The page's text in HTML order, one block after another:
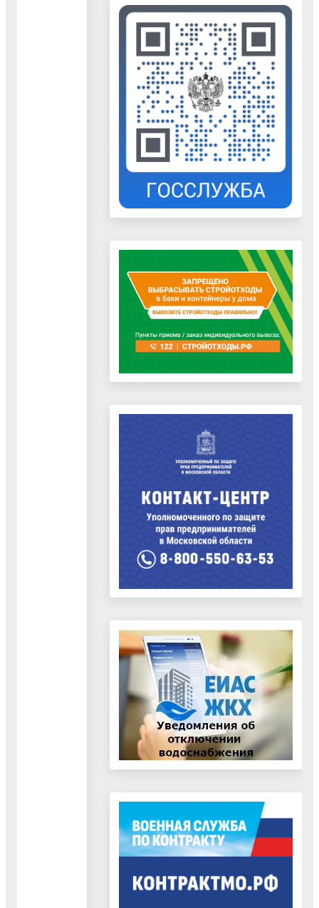
управления
Консультант
отдела
организационно-
кадрового
обеспечения
Зайцева Ирина
Александровна
среда с 10.00
13.00
13.45
Приемная
начальника
управления
тел. 44-2-30-61
Заместитель
начальника
понедельник,
с 10.00 до
Обед с 13.00
тел. 442-30-41
Заместитель
начальника
понедельник,
среда
с 10.00 до
Обед с 13.00
Кабинет № 30
Александровна
Заместитель
начальника
управления
Кабинет № 24
тел. 442-44-07
Николаевна
Главный
специалист по
кадрам
понедельник,
с 10.00 до
13.45
Кабинет № 28
тел. 44-2-30-71
среда (прием
руководителей
учреждений
района)
с 10.00 до
Кабинет № 28
тел. 44-2-30-71
Начальник
отдела
понедельник,
среда
с 10.00 до